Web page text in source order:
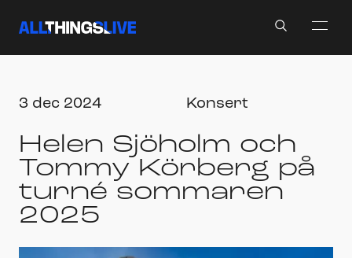
3 dec 2024 Konsert
Helen Sjöholm och
Tommy Körberg på
turné sommaren
2025